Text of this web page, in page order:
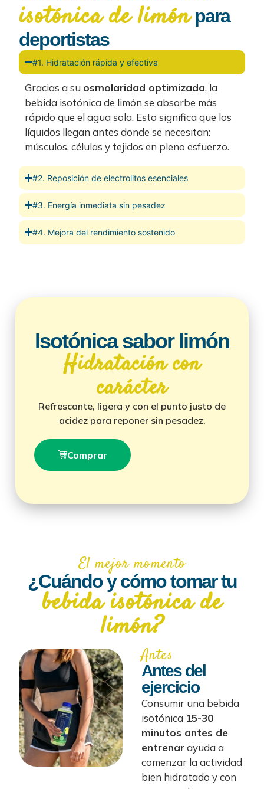
isotónica de limónpara
deportistas
#1. Hidratación rápida y efectiva
Gracias a su osmolaridad optimizada, la
bebida isotónica de limón se absorbe más
rápido que el agua sola. Esto significa que los
líquidos llegan antes donde se necesitan:
músculos, células y tejidos en pleno esfuerzo.
#2. Reposición de electrolitos esenciales
#3. Energía inmediata sin pesadez
#4. Mejora del rendimiento sostenido
Isotónica sabor limón
Hidratación con
carácter
Refrescante, ligera y con el punto justo de
acidez para reponer sin pesadez.
Comprar
El mejor momento
¿Cuándo y cómo tomar tu
bebida isotónica de
limón?
Antes
Antes del
ejercicio
Consumir una bebida
isotónica 15-30
minutos antes de
entrenarayuda a
comenzar la actividad
bien hidratado y con